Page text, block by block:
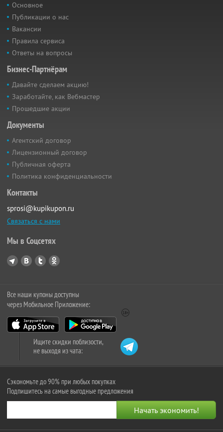
Основное
Публикации о нас
Вакансии
Правила сервиса
Ответы на вопросы
Бизнес-Партнёрам
Давайте сделаем акцию!
Заработайте, как Вебмастер
Прошедшие акции
Документы
Агентский договор
Лицензионный договор
Публичная оферта
Политика конфиденциальности
Контакты
sprosi@kupikupon.ru
Связаться с нами
Мы в Соцсетях
Все наши купоны доступны
через Мобильное Приложение:
Ищите скидки поблизости,
не выходя из чата:
Сэкономьте до 90% при любых покупках
Подпишитесь на самые выгодные предложения